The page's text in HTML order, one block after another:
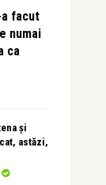
a facut
numai
ca
și
astăzi,